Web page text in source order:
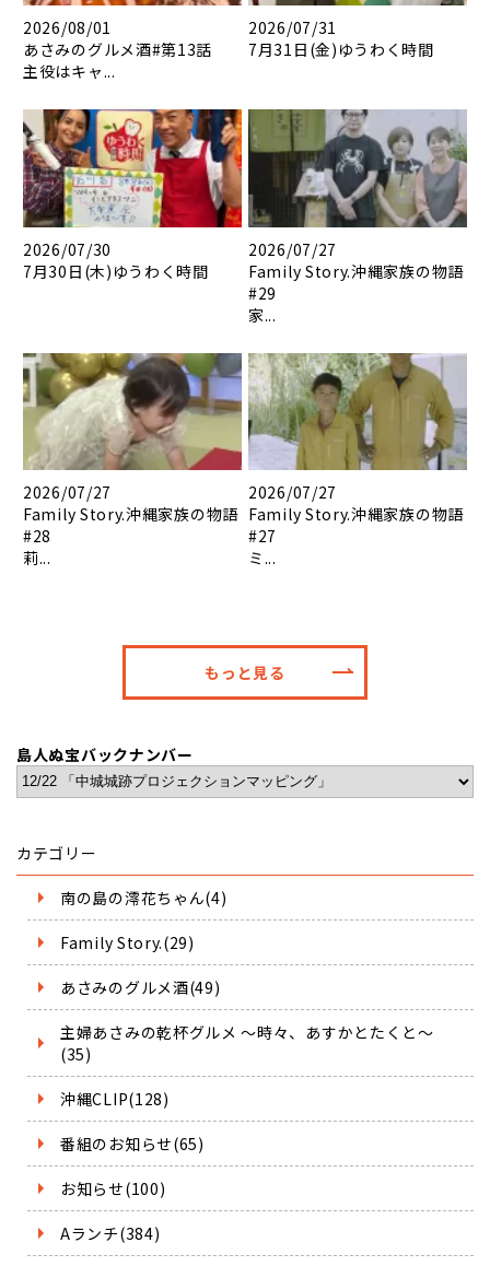
2026/08/01
あさみのグルメ酒#第13話
主役はキャ...
2026/07/31
7月31日(金)ゆうわく時間
2026/07/30
7月30日(木)ゆうわく時間
2026/07/27
Family Story.沖縄家族の物語
#29
家...
2026/07/27
Family Story.沖縄家族の物語
#28
莉...
2026/07/27
Family Story.沖縄家族の物語
#27
ミ...
もっと見る
島人ぬ宝バックナンバー
カテゴリー
南の島の澪花ちゃん(4)
Family Story.(29)
あさみのグルメ酒(49)
主婦あさみの乾杯グルメ ～時々、あすかとたくと～
(35)
沖縄CLIP(128)
番組のお知らせ(65)
お知らせ(100)
Aランチ(384)